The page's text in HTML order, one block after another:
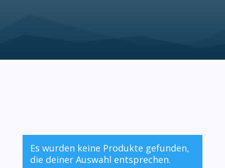
Es wurden keine Produkte gefunden,
die deiner Auswahl entsprechen.